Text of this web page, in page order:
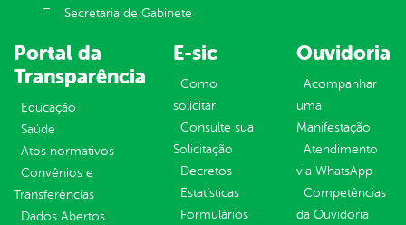
Secretaria de Gabinete
Portal da
Transparência
Educação
Saúde
Atos normativos
Convênios e
Transferências
Dados Abertos
E-sic
Como
solicitar
Consulte sua
Solicitação
Decretos
Estatísticas
Formulários
Ouvidoria
Acompanhar
uma
Manifestação
Atendimento
via WhatsApp
Competências
da Ouvidoria